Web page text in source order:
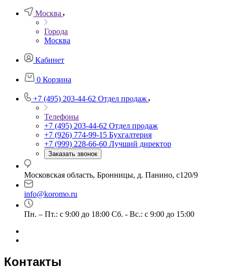
Москва
Города
Москва
Кабинет
0 Корзина
+7 (495) 203-44-62 Отдел продаж
Телефоны
+7 (495) 203-44-62 Отдел продаж
+7 (926) 774-99-15 Бухгалтерия
+7 (999) 228-66-60 Лучший директор
Заказать звонок
Московская область, Бронницы, д. Панино, с120/9
info@koromo.ru
Пн. – Пт.: с 9:00 до 18:00 Сб. - Вс.: с 9:00 до 15:00
Контакты